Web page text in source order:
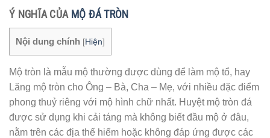
Ý NGHĨA CỦA MỘ ĐÁ TRÒN
Nội dung chính [Hiện]
Mộ tròn là mẫu mộ thường được dùng để làm mộ tổ, hay
Lăng mộ tròn cho Ông – Bà, Cha – Mẹ, với nhiều đặc điểm
phong thuỷ riêng với mộ hình chữ nhất. Huyệt mộ tròn đá
được sử dụng khi cải táng mà không biết đầu mộ ở đâu,
nằm trên các địa thế hiểm hoặc không đáp ứng được các